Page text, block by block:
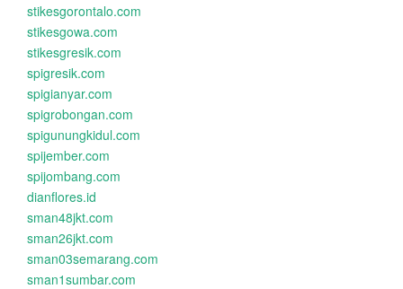
stikesgorontalo.com
stikesgowa.com
stikesgresik.com
spigresik.com
spigianyar.com
spigrobongan.com
spigunungkidul.com
spijember.com
spijombang.com
dianflores.id
sman48jkt.com
sman26jkt.com
sman03semarang.com
sman1sumbar.com